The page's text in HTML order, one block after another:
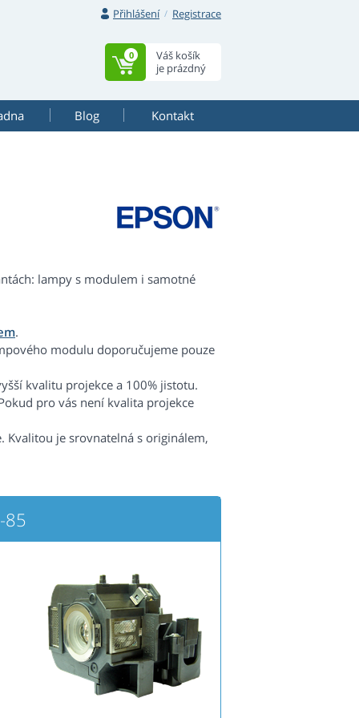
Přihlášení Registrace
Váš košík
je prázdný
0
Blog Kontakt
lampy s modulem i samotné
.
modulu doporučujeme pouze
kvalitu projekce a 100% jistotu.
pro vás není kvalita projekce
Kvalitou je srovnatelná s originálem,
85